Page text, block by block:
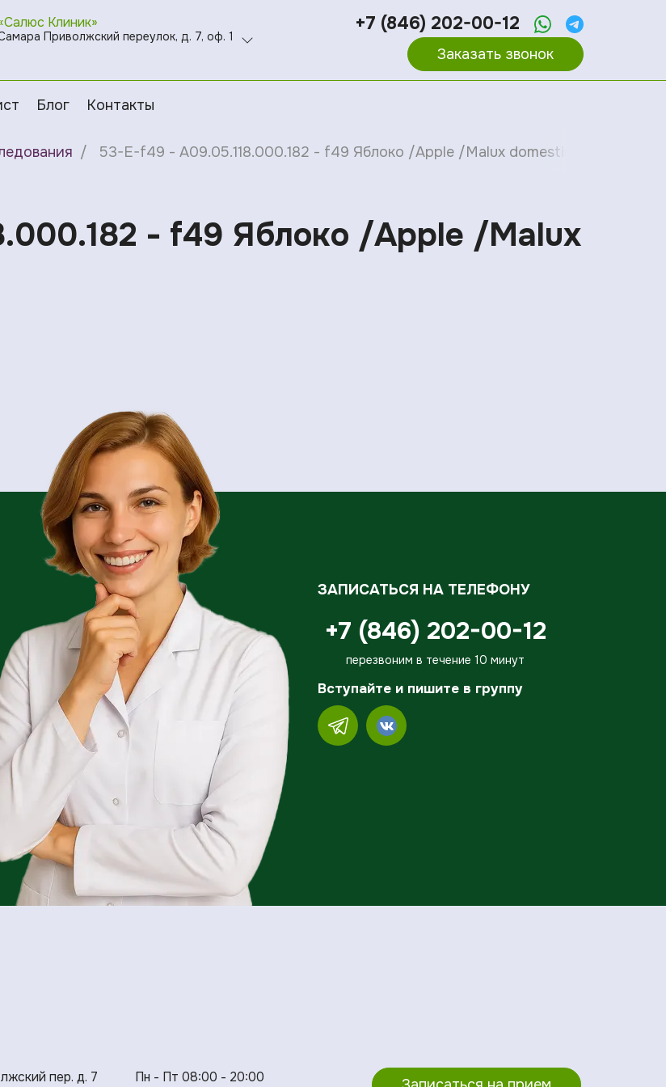
Клиник»
Приволжский переулок, д. 7, оф. 1
+7 (846) 202-00-12
Заказать звонок
Блог Контакты
53-E-f49 - A09.05.118.000.182 - f49 Яблоко /Apple /Malux domestica
- f49 Яблоко /Apple /Malux
ЗАПИСАТЬСЯ НА ТЕЛЕФОНУ
+7 (846) 202-00-12
перезвоним в течение 10 минут
Вступайте и пишите в группу
пер. д. 7 Пн - Пт 08:00 - 20:00